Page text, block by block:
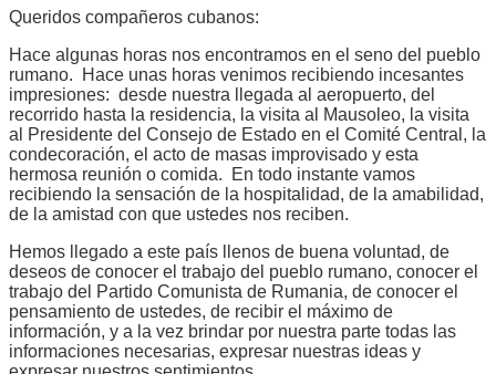
Queridos compañeros cubanos:
Hace algunas horas nos encontramos en el seno del pueblo
rumano. Hace unas horas venimos recibiendo incesantes
impresiones: desde nuestra llegada al aeropuerto, del
recorrido hasta la residencia, la visita al Mausoleo, la visita
al Presidente del Consejo de Estado en el Comité Central, la
condecoración, el acto de masas improvisado y esta
hermosa reunión o comida. En todo instante vamos
recibiendo la sensación de la hospitalidad, de la amabilidad,
de la amistad con que ustedes nos reciben.
Hemos llegado a este país llenos de buena voluntad, de
deseos de conocer el trabajo del pueblo rumano, conocer el
trabajo del Partido Comunista de Rumania, de conocer el
pensamiento de ustedes, de recibir el máximo de
información, y a la vez brindar por nuestra parte todas las
informaciones necesarias, expresar nuestras ideas y